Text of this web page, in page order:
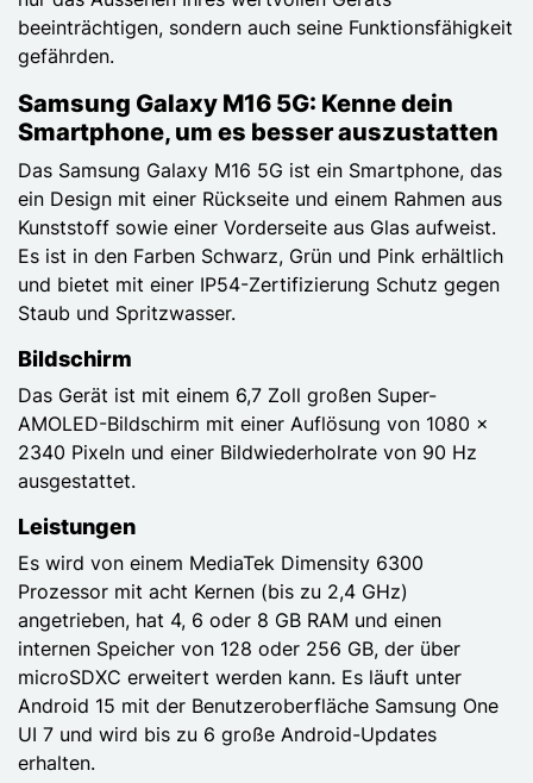
beeinträchtigen, sondern auch seine Funktionsfähigkeit
gefährden.
Samsung Galaxy M16 5G: Kenne dein
Smartphone, um es besser auszustatten
Das Samsung Galaxy M16 5G ist ein Smartphone, das
ein Design mit einer Rückseite und einem Rahmen aus
Kunststoff sowie einer Vorderseite aus Glas aufweist.
Es ist in den Farben Schwarz, Grün und Pink erhältlich
und bietet mit einer IP54-Zertifizierung Schutz gegen
Staub und Spritzwasser.
Bildschirm
Das Gerät ist mit einem 6,7 Zoll großen Super-
AMOLED-Bildschirm mit einer Auflösung von 1080 x
2340 Pixeln und einer Bildwiederholrate von 90 Hz
ausgestattet.
Leistungen
Es wird von einem MediaTek Dimensity 6300
Prozessor mit acht Kernen (bis zu 2,4 GHz)
angetrieben, hat 4, 6 oder 8 GB RAM und einen
internen Speicher von 128 oder 256 GB, der über
microSDXC erweitert werden kann. Es läuft unter
Android 15 mit der Benutzeroberfläche Samsung One
UI 7 und wird bis zu 6 große Android-Updates
erhalten.